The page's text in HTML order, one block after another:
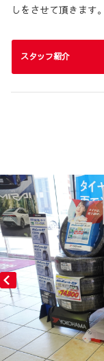
しをさせて頂きます。
スタッフ紹介